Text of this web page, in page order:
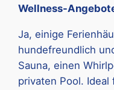
Wellness-
Ja, einige
hundefreundlich
Sauna, einen
privaten Pool.